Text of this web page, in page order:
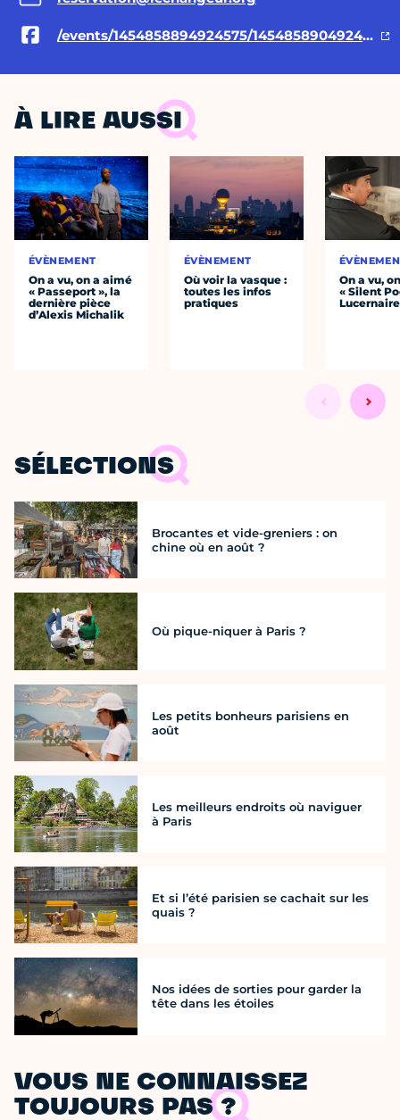
/events/1454858894924575/1454858904924574/
À LIRE AUSSI
ÉVÈNEMENT
On a vu, on a aimé
« Passeport », la
dernière pièce
d’Alexis Michalik
ÉVÈNEMENT
Où voir la vasque :
toutes les infos
pratiques
On a vu,
« Silent
Lucernaire
SÉLECTIONS
Brocantes et vide-greniers : on
chine où en août ?
Où pique-niquer à Paris ?
Les petits bonheurs parisiens en
août
Les meilleurs endroits où naviguer
à Paris
Et si l’été parisien se cachait sur les
quais ?
Nos idées de sorties pour garder la
tête dans les étoiles
VOUS NE CONNAISSEZ
TOUJOURS PAS ?